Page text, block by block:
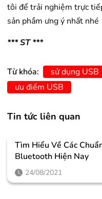
tôi để trải nghiệm trực
sản phầm ưng ý nhất nhé
*** ST ***
Từ khóa: sử dụng USB
ưu điểm USB
Tin tức liên quan
Tìm Hiểu Về Các
Bluetooth Hiện Nay
24/08/2021